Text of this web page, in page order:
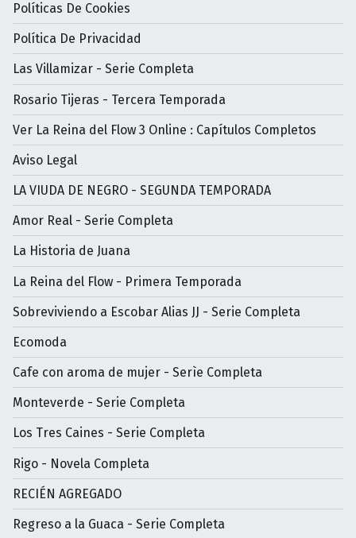
Políticas De Cookies
Política De Privacidad
Las Villamizar - Serie Completa
Rosario Tijeras - Tercera Temporada
Ver La Reina del Flow 3 Online : Capítulos Completos
Aviso Legal
LA VIUDA DE NEGRO - SEGUNDA TEMPORADA
Amor Real - Serie Completa
La Historia de Juana
La Reina del Flow - Primera Temporada
Sobreviviendo a Escobar Alias JJ - Serie Completa
Ecomoda
Cafe con aroma de mujer - Serìe Completa
Monteverde - Serie Completa
Los Tres Caines - Serie Completa
Rigo - Novela Completa
RECIÉN AGREGADO
Regreso a la Guaca - Serie Completa